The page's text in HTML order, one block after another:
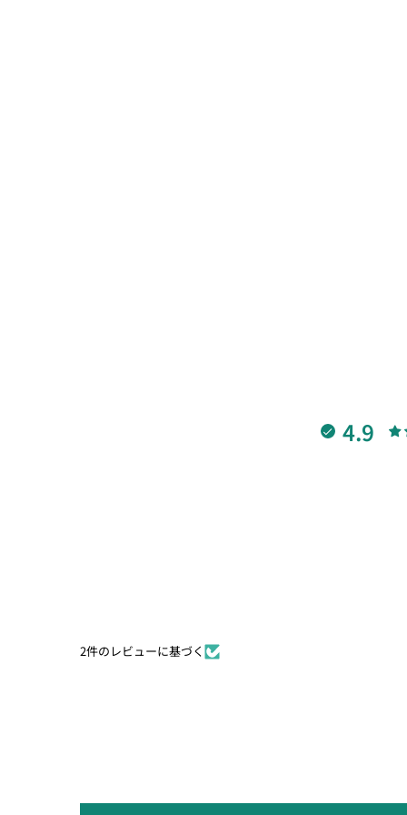
4.9
2件のレビューに基づく